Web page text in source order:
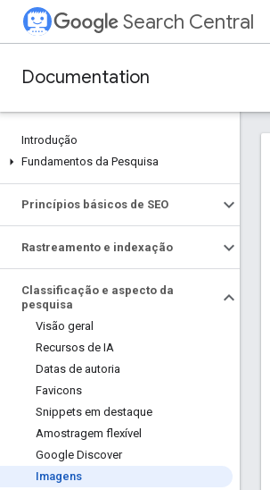
Search Central
Documentation
Introdução
Fundamentos da Pesquisa
Princípios básicos de SEO
Rastreamento e indexação
Classificação e aspecto da
pesquisa
Visão geral
Recursos de IA
Datas de autoria
Favicons
Snippets em destaque
Amostragem flexível
Google Discover
Imagens